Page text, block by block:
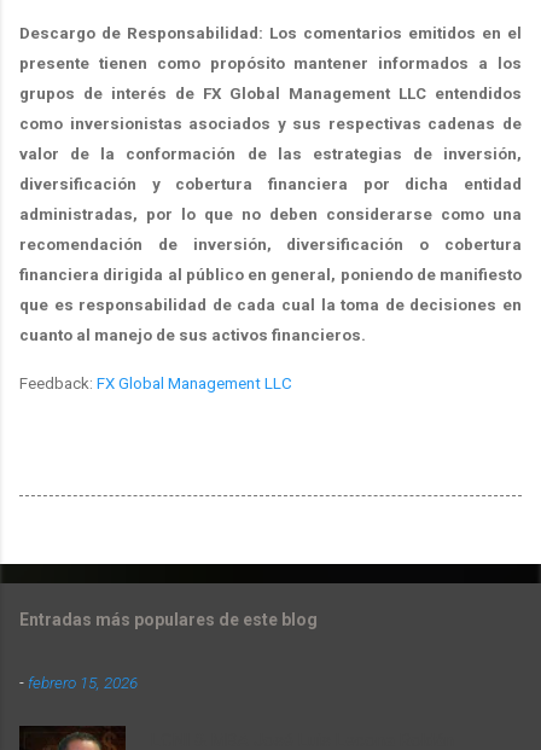
Descargo de Responsabilidad: Los comentarios emitidos en el
presente tienen como propósito mantener informados a los
grupos de interés de FX Global Management LLC entendidos
como inversionistas asociados y sus respectivas cadenas de
valor de la conformación de las estrategias de inversión,
diversificación y cobertura financiera por dicha entidad
administradas, por lo que no deben considerarse como una
recomendación de inversión, diversificación o cobertura
financiera dirigida al público en general, poniendo de manifiesto
que es responsabilidad de cada cual la toma de decisiones en
cuanto al manejo de sus activos financieros.
Feedback: FX Global Management LLC
Entradas más populares de este blog
- febrero 15, 2026